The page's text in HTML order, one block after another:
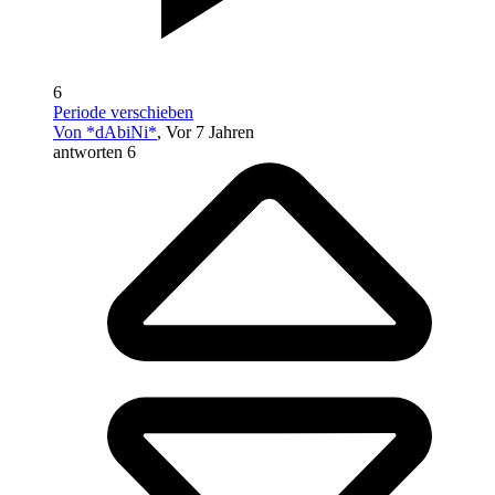
6
Periode verschieben
Von *dAbiNi*, Vor 7 Jahren
antworten 6